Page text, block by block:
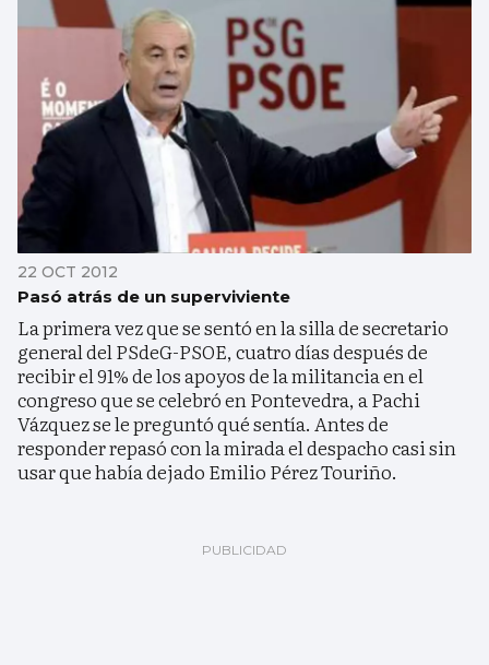
22 OCT 2012
Pasó atrás de un superviviente
La primera vez que se sentó en la silla de secretario
general del PSdeG-PSOE, cuatro días después de
recibir el 91% de los apoyos de la militancia en el
congreso que se celebró en Pontevedra, a Pachi
Vázquez se le preguntó qué sentía. Antes de
responder repasó con la mirada el despacho casi sin
usar que había dejado Emilio Pérez Touriño.